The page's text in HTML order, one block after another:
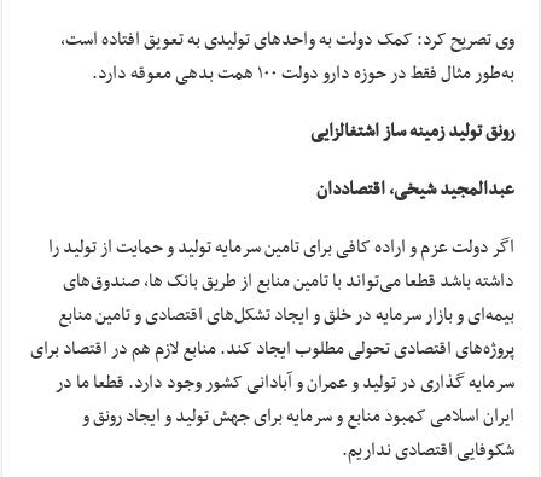
وی تصریح کرد: کمک دولت به واحدهای تولیدی به تعویق افتاده است،
به‌طور مثال فقط در حوزه دارو دولت ۱۰۰ همت بدهی معوقه دارد.
رونق تولید زمینه ساز اشتغالزایی
عبدالمجید شیخی، اقتصاددان
اگر دولت عزم و اراده کافی برای تامین سرمایه تولید و حمایت از تولید را
داشته باشد قطعا می‌تواند با تامین منابع از طریق بانک ها، صندوق‌های
بیمه‌ای و بازار سرمایه در خلق و ایجاد تشکل‌های اقتصادی و تامین منابع
پروژه‌های اقتصادی تحولی مطلوب ایجاد کند. منابع لازم هم در اقتصاد برای
سرمایه گذاری در تولید و عمران و آبادانی کشور وجود دارد. قطعا ما در
ایران اسلامی کمبود منابع و سرمایه برای جهش تولید و ایجاد رونق و
شکوفایی اقتصادی نداریم.